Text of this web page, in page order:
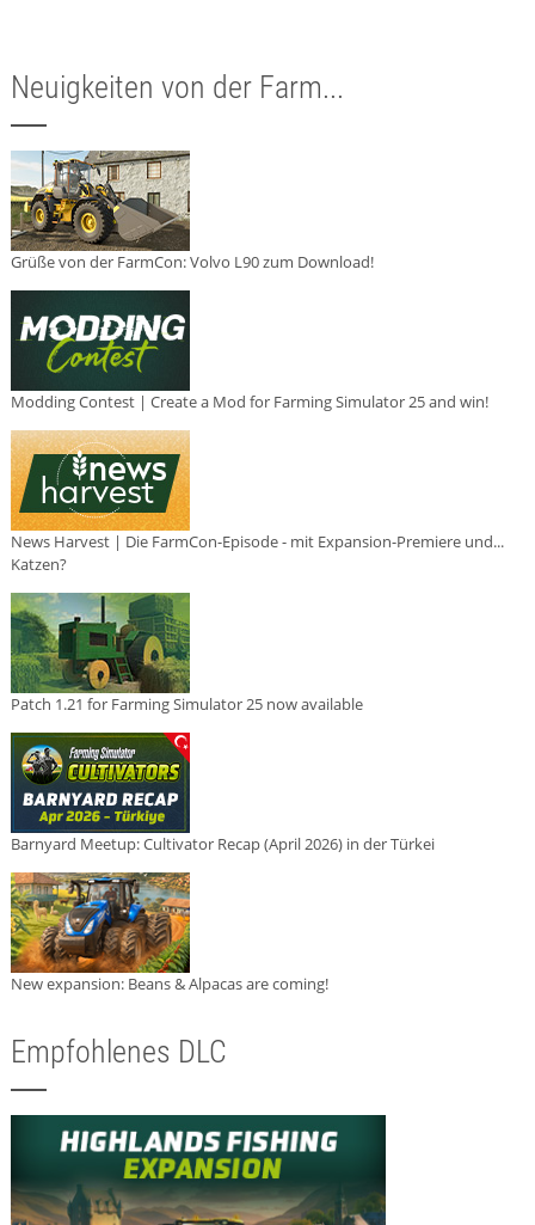
Neuigkeiten von der Farm...
Grüße von der FarmCon: Volvo L90 zum Download!
Modding Contest | Create a Mod for Farming Simulator 25 and win!
News Harvest | Die FarmCon-Episode - mit Expansion-Premiere und...
Katzen?
Patch 1.21 for Farming Simulator 25 now available
Barnyard Meetup: Cultivator Recap (April 2026) in der Türkei
New expansion: Beans & Alpacas are coming!
Empfohlenes DLC